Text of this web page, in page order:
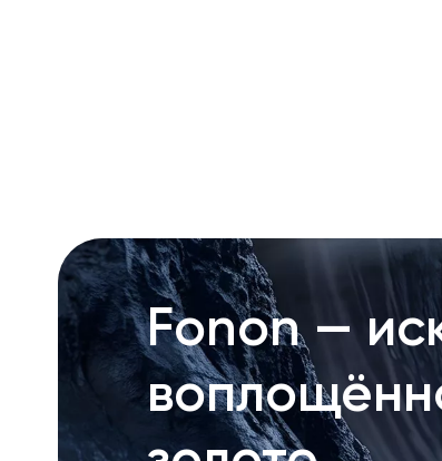
Fonon —